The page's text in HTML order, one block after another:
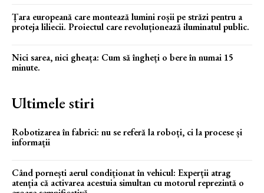
Țara europeană care montează lumini roșii pe străzi pentru a
proteja liliecii. Proiectul care revoluționează iluminatul public.
Nici sarea, nici gheața: Cum să îngheți o bere în numai 15
minute.
Ultimele stiri
Robotizarea în fabrici: nu se referă la roboți, ci la procese și
informații
Când pornești aerul condiționat în vehicul: Experții atrag
atenția că activarea acestuia simultan cu motorul reprezintă o